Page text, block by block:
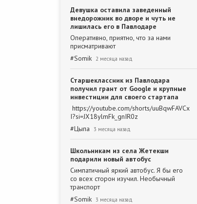
Девушка оставила заведенный
внедорожник во дворе и чуть не
лишилась его в Павлодаре
Оперативно, приятно, что за нами
присматривают
#Somik 2 месяца назад
Старшеклассник из Павлодара
получил грант от Google и крупные
инвестиции для своего стартапа
https://youtube.com/shorts/uuBqwFAVCx
I?si=JX18ylmFk_gnIR0z
#Цыпа 3 месяца назад
Школьникам из села Жетекши
подарили новый автобус
Симпатичный яркий автобус. Я бы его
со всех сторон изучил. Необычный
транспорт
#Somik 3 месяца назад